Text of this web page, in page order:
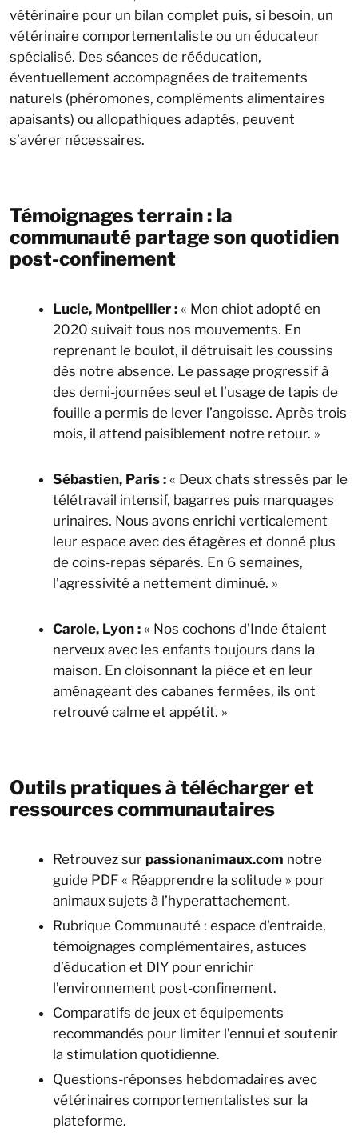
vétérinaire pour un bilan complet puis, si besoin, un
vétérinaire comportementaliste ou un éducateur
spécialisé. Des séances de rééducation,
éventuellement accompagnées de traitements
naturels (phéromones, compléments alimentaires
apaisants) ou allopathiques adaptés, peuvent
s’avérer nécessaires.
Témoignages terrain : la
communauté partage son quotidien
post-confinement
Lucie, Montpellier : « Mon chiot adopté en
2020 suivait tous nos mouvements. En
reprenant le boulot, il détruisait les coussins
dès notre absence. Le passage progressif à
des demi-journées seul et l’usage de tapis de
fouille a permis de lever l’angoisse. Après trois
mois, il attend paisiblement notre retour. »
Sébastien, Paris : « Deux chats stressés par le
télétravail intensif, bagarres puis marquages
urinaires. Nous avons enrichi verticalement
leur espace avec des étagères et donné plus
de coins-repas séparés. En 6 semaines,
l’agressivité a nettement diminué. »
Carole, Lyon : « Nos cochons d’Inde étaient
nerveux avec les enfants toujours dans la
maison. En cloisonnant la pièce et en leur
aménageant des cabanes fermées, ils ont
retrouvé calme et appétit. »
Outils pratiques à télécharger et
ressources communautaires
Retrouvez sur passionanimaux.com notre
guide PDF « Réapprendre la solitude » pour
animaux sujets à l’hyperattachement.
Rubrique Communauté : espace d'entraide,
témoignages complémentaires, astuces
d’éducation et DIY pour enrichir
l’environnement post-confinement.
Comparatifs de jeux et équipements
recommandés pour limiter l’ennui et soutenir
la stimulation quotidienne.
Questions-réponses hebdomadaires avec
vétérinaires comportementalistes sur la
plateforme.